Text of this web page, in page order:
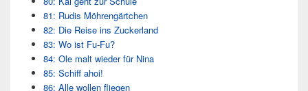
81: Rudis Möhrengärtchen
82: Die Reise ins Zuckerland
83: Wo ist Fu-Fu?
84: Ole malt wieder für Nina
85: Schiff ahoi!
86: Alle wollen fliegen